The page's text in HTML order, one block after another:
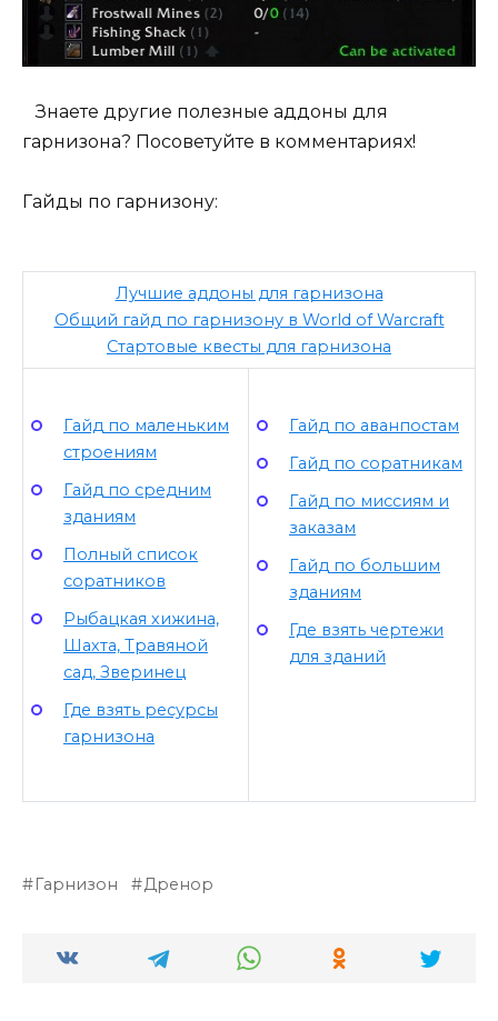
Знаете другие полезные аддоны для
гарнизона? Посоветуйте в комментариях!
Гайды по гарнизону:
Лучшие аддоны для гарнизона
Общий гайд по гарнизону в World of Warcraft
Стартовые квесты для гарнизона
Гайд по маленьким
строениям
Гайд по средним
зданиям
Полный список
соратников
Рыбацкая хижина,
Шахта, Травяной
сад, Зверинец
Где взять ресурсы
гарнизона
Гайд по аванпостам
Гайд по соратникам
Гайд по миссиям и
заказам
Гайд по большим
зданиям
Где взять чертежи
для зданий
Гарнизон Дренор